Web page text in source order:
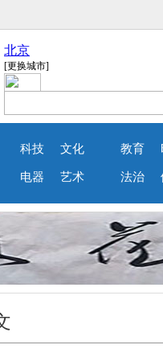
科技 文化
电器 艺术
教育
法治